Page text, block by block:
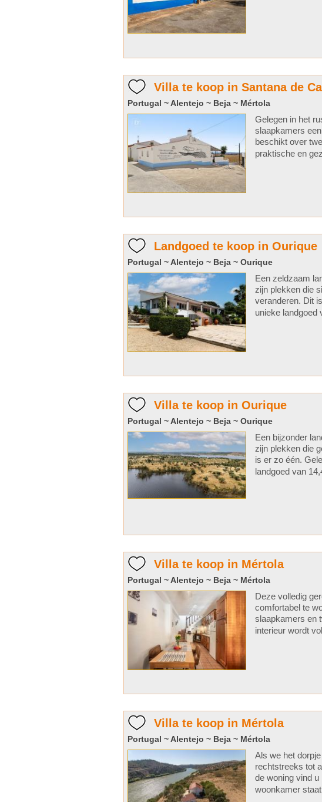
Villa te koop in Santana de
Portugal ~ Alentejo ~ Beja ~ Mértola
Gelegen in het
slaapkamers
beschikt over
praktische en
Landgoed te koop in Ourique
Portugal ~ Alentejo ~ Beja ~ Ourique
Een zeldzaam
zijn plekken die
veranderen. Dit
unieke landgoed
Villa te koop in Ourique
Portugal ~ Alentejo ~ Beja ~ Ourique
Een bijzonder
zijn plekken die
is er zo één.
landgoed van
Villa te koop in Mértola
Portugal ~ Alentejo ~ Beja ~ Mértola
Deze volledig
comfortabel te
slaapkamers en
interieur wordt
Villa te koop in Mértola
Portugal ~ Alentejo ~ Beja ~ Mértola
Als we het
rechtstreeks tot
de woning vind
woonkamer